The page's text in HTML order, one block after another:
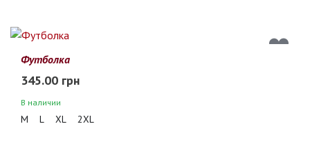
Футболка
345.00 грн
В наличии
M L XL 2XL